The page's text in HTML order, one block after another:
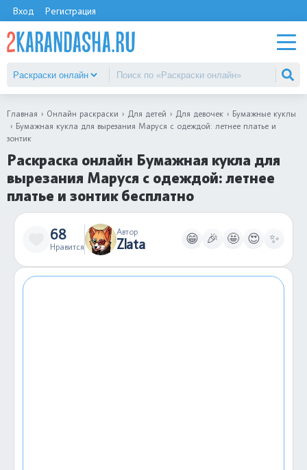
Вход Регистрация
Главная Онлайн раскраски Для детей Для девочек
Бумажные куклы
Бумажная кукла для вырезания Маруся с одеждой: летнее платье и
зонтик
Раскраска онлайн Бумажная кукла для
вырезания Маруся с одеждой: летнее
платье и зонтик бесплатно
68
Нравится
Автор
Zlata 😁 🎉 🤩 😍 ✨